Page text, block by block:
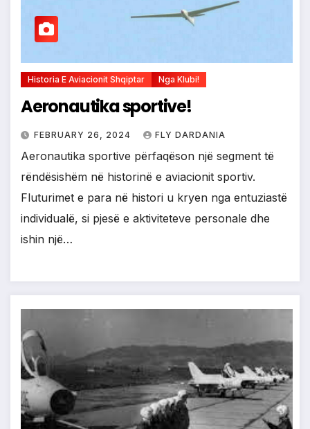
Historia E Aviacionit Shqiptar Nga Klubi!
Aeronautika sportive!
FEBRUARY 26, 2024 FLY DARDANIA
Aeronautika sportive përfaqëson një segment të
rëndësishëm në historinë e aviacionit sportiv.
Fluturimet e para në histori u kryen nga entuziastë
individualë, si pjesë e aktiviteteve personale dhe
ishin një…